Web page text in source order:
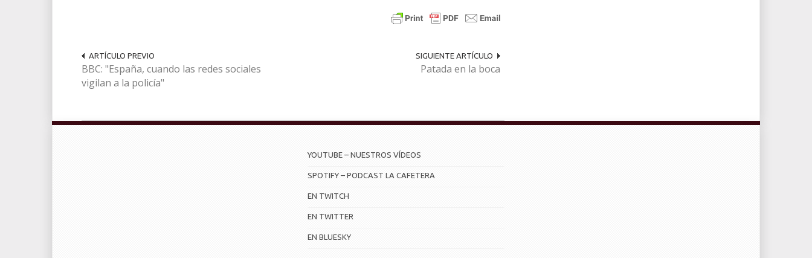
ARTÍCULO PREVIO
BBC: "España, cuando las redes sociales
vigilan a la policía"
SIGUIENTE ARTÍCULO
Patada en la boca
YOUTUBE – NUESTROS VÍDEOS
SPOTIFY – PODCAST LA CAFETERA
EN TWITCH
EN TWITTER
EN BLUESKY